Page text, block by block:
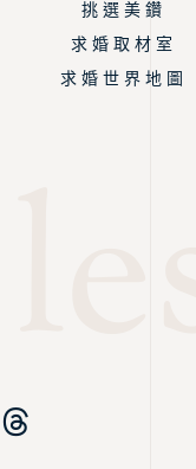
挑 選 美 鑽
求 婚 取 材 室
求 婚 世 界 地 圖